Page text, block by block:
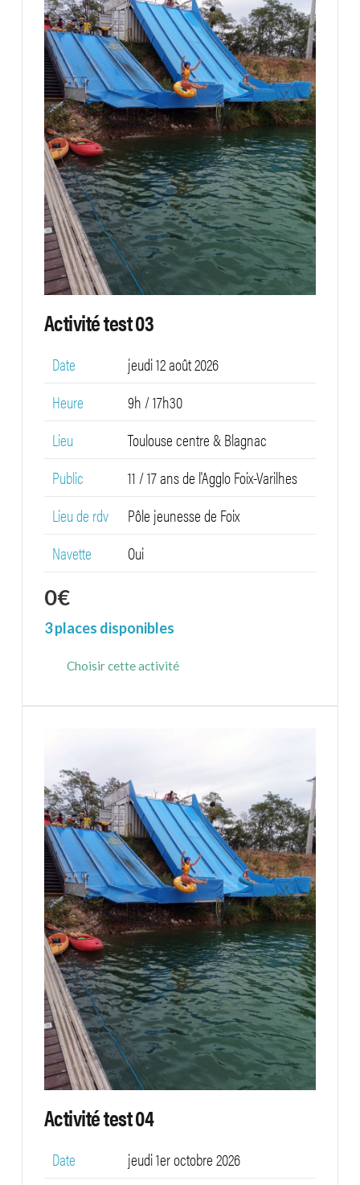
Activité test 03
Date
jeudi 12 août 2026
Heure
9h / 17h30
Lieu
Toulouse centre & Blagnac
Public
11 / 17 ans de l'Agglo Foix-Varilhes
Lieu de rdv
Pôle jeunesse de Foix
Navette
Oui
0€
3 places disponibles
Choisir cette activité
Activité test 04
Date
jeudi 1er octobre 2026